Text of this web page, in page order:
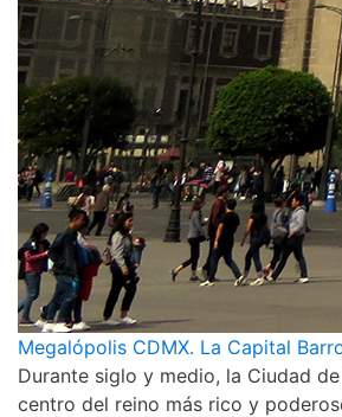
Megalópolis CDMX. La Capital
Durante siglo y medio, la Ciudad
centro del reino más rico y